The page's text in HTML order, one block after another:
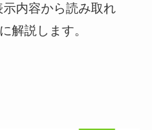
内容から読み取れ
解説します。